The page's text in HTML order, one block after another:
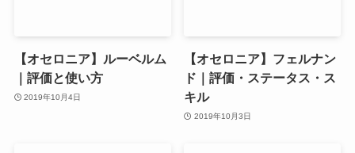
【オセロニア】ルーベルム
｜評価と使い方
2019年10月4日
【オセロニア】フェルナン
ド｜評価・ステータス・ス
キル
2019年10月3日